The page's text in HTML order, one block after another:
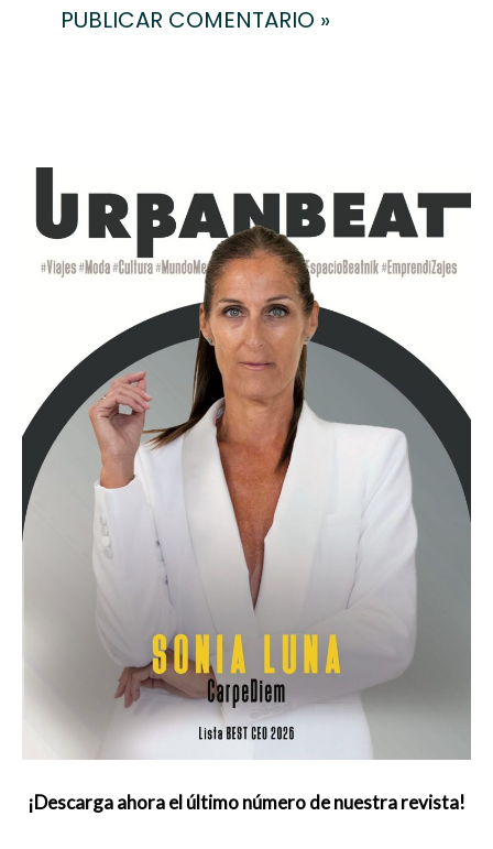
¡Descarga ahora el último número de nuestra revista!